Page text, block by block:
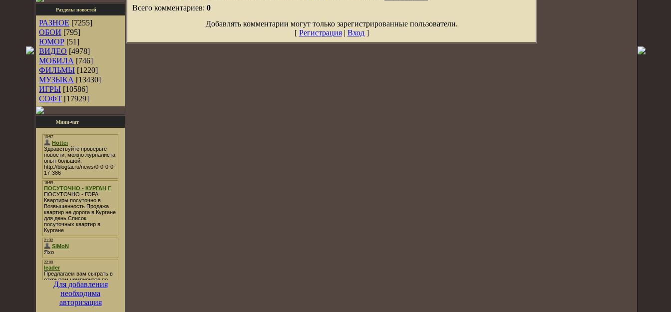
Разделы новостей
РАЗНОЕ [7255]
ОБОИ [795]
ЮМОР [51]
ВИДЕО [4978]
МОБИЛА [746]
ФИЛЬМЫ [1220]
МУЗЫКА [13430]
ИГРЫ [10586]
СОФТ [17929]
Мини-чат
Для добавления
необходима
авторизация
Всего комментариев: 0
Добавлять комментарии могут только зарегистрированные пользователи.
[ Регистрация| Вход]